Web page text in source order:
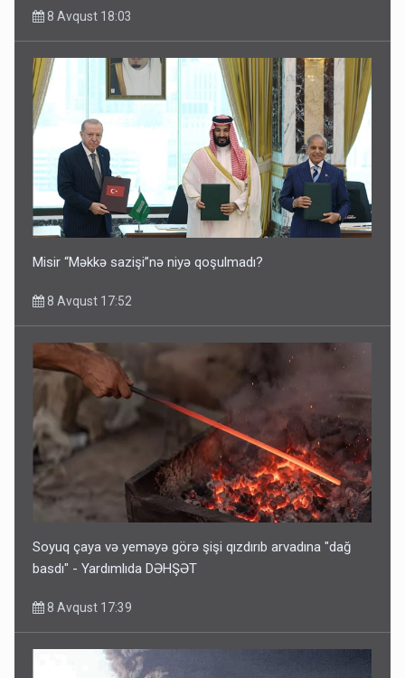
8 Avqust 18:03
Misir “Məkkə sazişi”nə niyə qoşulmadı?
8 Avqust 17:52
Soyuq çaya və yeməyə görə şişi qızdırıb arvadına "dağ
basdı" - Yardımlıda DƏHŞƏT
8 Avqust 17:39